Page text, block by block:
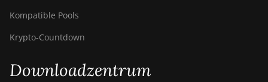
Kompatible Pools
Krypto-Countdown
Downloadzentrum